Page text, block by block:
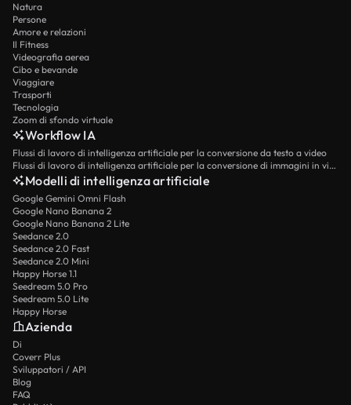
Natura
Persone
Amore e relazioni
Il Fitness
Videografia aerea
Cibo e bevande
Viaggiare
Trasporti
Tecnologia
Zoom di sfondo virtuale
Workflow IA
Flussi di lavoro di intelligenza artificiale per la conversione da testo a video
Flussi di lavoro di intelligenza artificiale per la conversione di immagini in video
Modelli di intelligenza artificiale
Google Gemini Omni Flash
Google Nano Banana 2
Google Nano Banana 2 Lite
Seedance 2.0
Seedance 2.0 Fast
Seedance 2.0 Mini
Happy Horse 1.1
Seedream 5.0 Pro
Seedream 5.0 Lite
Happy Horse
Azienda
Di
Coverr Plus
Sviluppatori / API
Blog
FAQ